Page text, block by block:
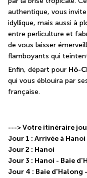
authentique, vous
idyllique, mais aussi à
entre perliculture et
de vous laisser
flamboyants qui
Enfin, départ pour Hô-
qui vous éblouira par
française.
---> Votre itinéraire
Jour 1 : Arrivée à Hanoi
Jour 2 : Hanoi
Jour 3 : Hanoi - Baie
Jour 4 : Baie d'Halong